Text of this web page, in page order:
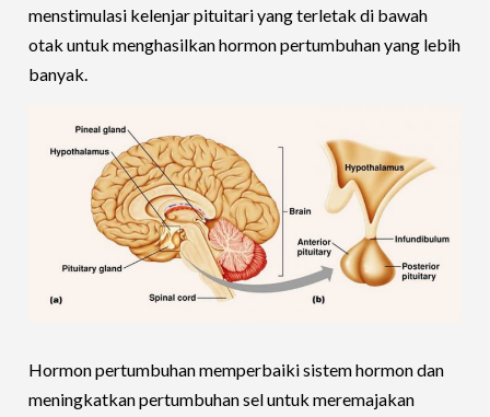
menstimulasi kelenjar pituitari yang terletak di bawah
otak untuk menghasilkan hormon pertumbuhan yang lebih
banyak.
Hormon pertumbuhan memperbaiki sistem hormon dan
meningkatkan pertumbuhan sel untuk meremajakan